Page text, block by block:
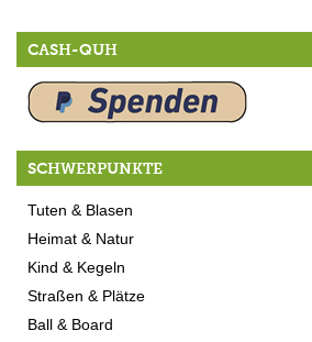
CASH-QUH
SCHWERPUNKTE
Tuten & Blasen
Heimat & Natur
Kind & Kegeln
Straßen & Plätze
Ball & Board